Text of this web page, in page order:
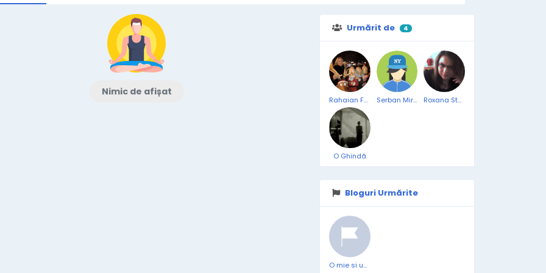
Urmărit de 4
Rahaian Fanica Serban Mircea Constantin Roxana Stefana
O Ghindă
Bloguri Urmărite
O mie si una de intrebari
Nimic de afișat